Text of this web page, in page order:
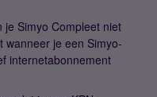
Simyo Compleet niet
wanneer je een Simyo-
internetabonnement